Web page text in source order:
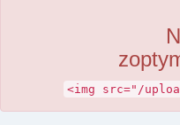
<img src="/